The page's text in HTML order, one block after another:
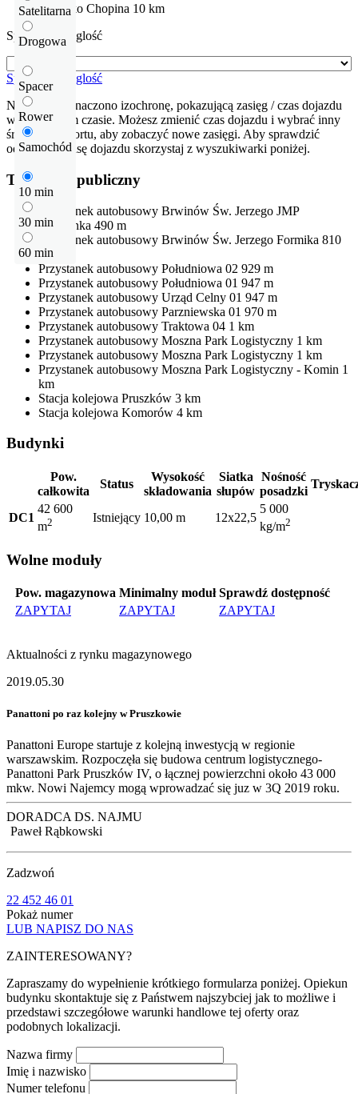
Satelitarna
Drogowa
Spacer
Rower
Samochód
10 min
30 min
60 min
Lotnisko Chopina 10 km
Sprawdź odleglość
Sprawdź odleglość
Na mapie zaznaczono izochronę, pokazującą zasięg / czas dojazdu
w określonym czasie. Możesz zmienić czas dojazdu i wybrać inny
środek transportu, aby zobaczyć nowe zasięgi. Aby sprawdzić
odłegłość i trasę dojazdu skorzystaj z wyszukiwarki poniżej.
Transport publiczny
Przystanek autobusowy Brwinów Św. Jerzego JMP
Biedronka 490 m
Przystanek autobusowy Brwinów Św. Jerzego Formika 810
m
Przystanek autobusowy Południowa 02 929 m
Przystanek autobusowy Południowa 01 947 m
Przystanek autobusowy Urząd Celny 01 947 m
Przystanek autobusowy Parzniewska 01 970 m
Przystanek autobusowy Traktowa 04 1 km
Przystanek autobusowy Moszna Park Logistyczny 1 km
Przystanek autobusowy Moszna Park Logistyczny 1 km
Przystanek autobusowy Moszna Park Logistyczny - Komin 1
km
Stacja kolejowa Pruszków 3 km
Stacja kolejowa Komorów 4 km
Budynki
Pow.
całkowita
Status
Wysokość
składowania
Siatka
słupów
Nośność
posadzki
DC1
42 600
m2 Istniejący 10,00 m 12x22,5
5 000
kg/m2
Wolne moduły
Pow. magazynowa Minimalny moduł Sprawdź dostępność
ZAPYTAJ
ZAPYTAJ ZAPYTAJ
Aktualności z rynku magazynowego
2019.05.30
Panattoni po raz kolejny w Pruszkowie
Panattoni Europe startuje z kolejną inwestycją w regionie
warszawskim. Rozpoczęła się budowa centrum logistycznego-
Panattoni Park Pruszków IV, o łącznej powierzchni około 43 000
mkw. Nowi Najemcy mogą wprowadzać się juz w 3Q 2019 roku.
DORADCA DS. NAJMU
Paweł Rąbkowski
Zadzwoń
22 452 46 01
Pokaż numer
LUB NAPISZ DO NAS
ZAINTERESOWANY?
Zapraszamy do wypełnienie krótkiego formularza poniżej. Opiekun
budynku skontaktuje się z Państwem najszybciej jak to możliwe i
przedstawi szczegółowe warunki handlowe tej oferty oraz
podobnych lokalizacji.
Nazwa firmy
Imię i nazwisko
Numer telefonu